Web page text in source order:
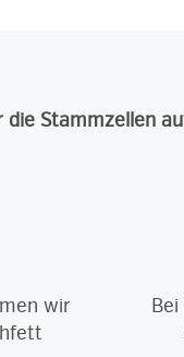
die Stammzellen
wir